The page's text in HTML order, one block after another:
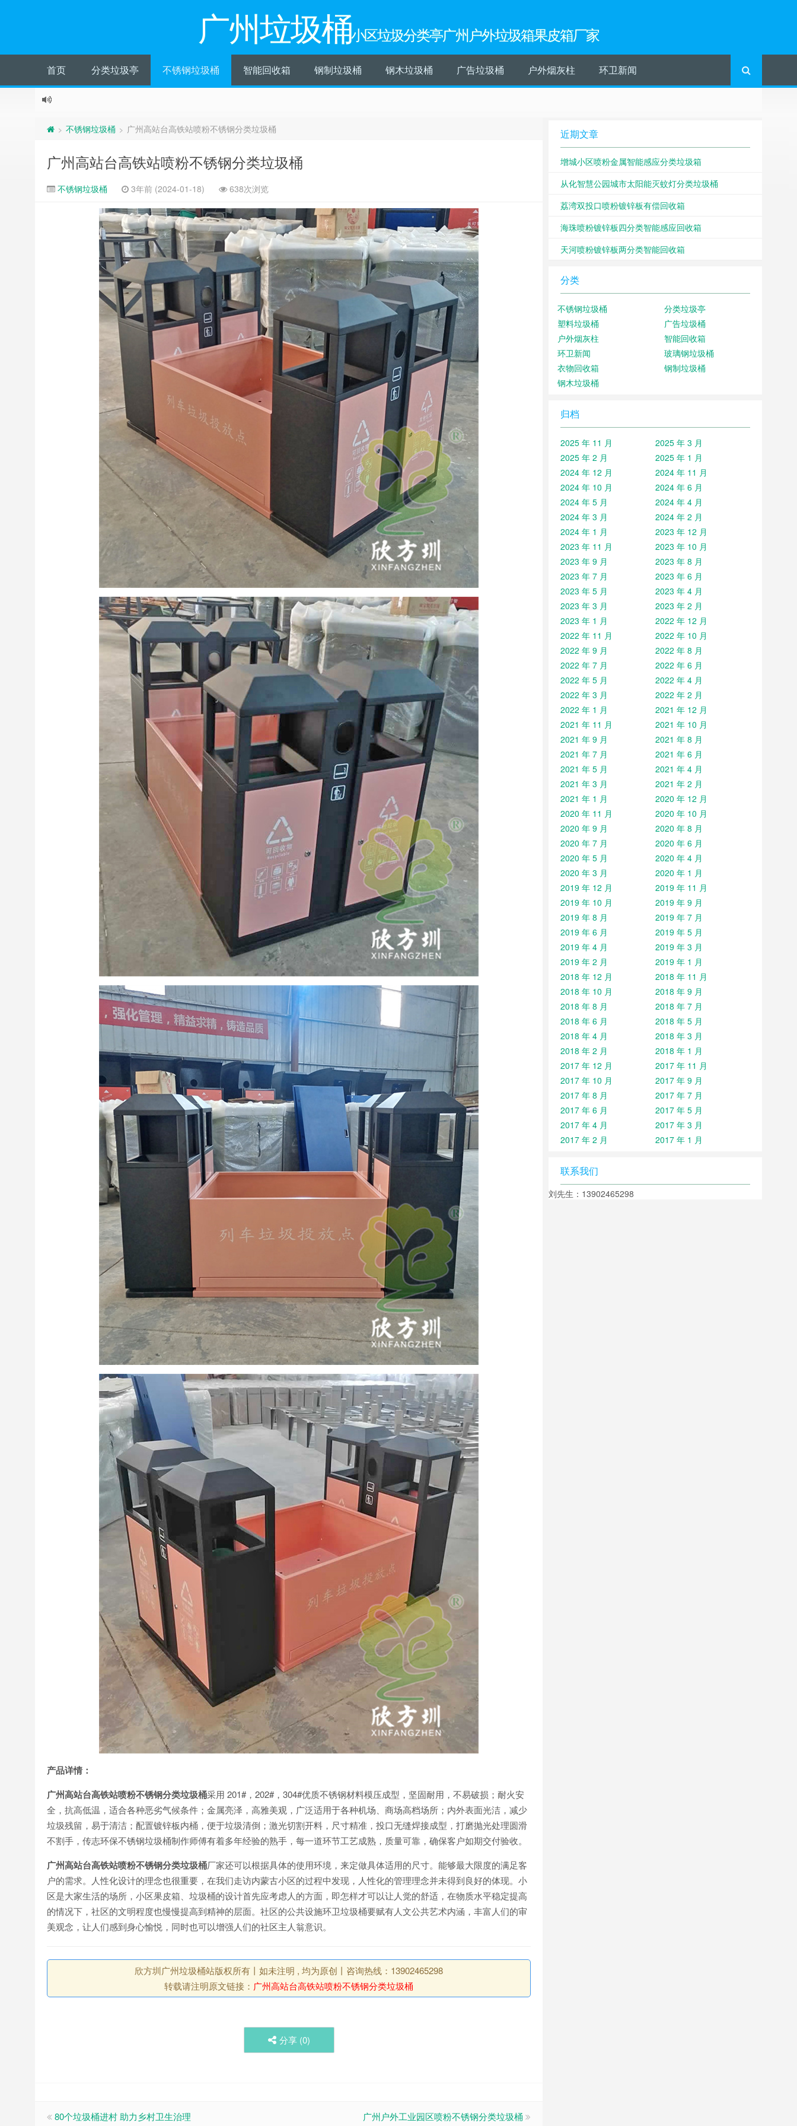
广州垃圾桶小区垃圾分类亭广州户外垃圾箱果皮箱厂家
首页 分类垃圾亭 不锈钢垃圾桶 智能回收箱 钢制垃圾桶 钢木垃圾桶 广告垃圾桶 户外烟灰柱 环卫新闻
> 不锈钢垃圾桶 > 广州高站台高铁站喷粉不锈钢分类垃圾桶
广州高站台高铁站喷粉不锈钢分类垃圾桶
不锈钢垃圾桶 3年前 (2024-01-18) 638次浏览
产品详情：
广州高站台高铁站喷粉不锈钢分类垃圾桶采用 201#，202#，304#优质不锈钢材料模压成型，坚固耐用，不易破损；耐火安
全，抗高低温，适合各种恶劣气候条件；金属亮泽，高雅美观，广泛适用于各种机场、商场高档场所；内外表面光洁，减少
垃圾残留，易于清洁；配置镀锌板内桶，便于垃圾清倒；激光切割开料，尺寸精准，投口无缝焊接成型，打磨抛光处理圆滑
不割手，传志环保不锈钢垃圾桶制作师傅有着多年经验的熟手，每一道环节工艺成熟，质量可靠，确保客户如期交付验收。
广州高站台高铁站喷粉不锈钢分类垃圾桶厂家还可以根据具体的使用环境，来定做具体适用的尺寸。能够最大限度的满足客
户的需求。人性化设计的理念也很重要，在我们走访内蒙古小区的过程中发现，人性化的管理理念并未得到良好的体现。小
区是大家生活的场所，小区果皮箱、垃圾桶的设计首先应考虑人的方面，即怎样才可以让人觉的舒适，在物质水平稳定提高
的情况下，社区的文明程度也慢慢提高到精神的层面。社区的公共设施环卫垃圾桶要赋有人文公共艺术内涵，丰富人们的审
美观念，让人们感到身心愉悦，同时也可以增强人们的社区主人翁意识。
欣方圳广州垃圾桶站版权所有丨如未注明 , 均为原创丨咨询热线：13902465298
转载请注明原文链接： 广州高站台高铁站喷粉不锈钢分类垃圾桶
分享 (0)
80个垃圾桶进村 助力乡村卫生治理 广州户外工业园区喷粉不锈钢分类垃圾桶
近期文章
增城小区喷粉金属智能感应分类垃圾箱
从化智慧公园城市太阳能灭蚊灯分类垃圾桶
荔湾双投口喷粉镀锌板有偿回收箱
海珠喷粉镀锌板四分类智能感应回收箱
天河喷粉镀锌板两分类智能回收箱
分类
不锈钢垃圾桶
分类垃圾亭
塑料垃圾桶
广告垃圾桶
户外烟灰柱
智能回收箱
环卫新闻
玻璃钢垃圾桶
衣物回收箱
钢制垃圾桶
钢木垃圾桶
归档
2025 年 11 月
2025 年 3 月
2025 年 2 月
2025 年 1 月
2024 年 12 月
2024 年 11 月
2024 年 10 月
2024 年 6 月
2024 年 5 月
2024 年 4 月
2024 年 3 月
2024 年 2 月
2024 年 1 月
2023 年 12 月
2023 年 11 月
2023 年 10 月
2023 年 9 月
2023 年 8 月
2023 年 7 月
2023 年 6 月
2023 年 5 月
2023 年 4 月
2023 年 3 月
2023 年 2 月
2023 年 1 月
2022 年 12 月
2022 年 11 月
2022 年 10 月
2022 年 9 月
2022 年 8 月
2022 年 7 月
2022 年 6 月
2022 年 5 月
2022 年 4 月
2022 年 3 月
2022 年 2 月
2022 年 1 月
2021 年 12 月
2021 年 11 月
2021 年 10 月
2021 年 9 月
2021 年 8 月
2021 年 7 月
2021 年 6 月
2021 年 5 月
2021 年 4 月
2021 年 3 月
2021 年 2 月
2021 年 1 月
2020 年 12 月
2020 年 11 月
2020 年 10 月
2020 年 9 月
2020 年 8 月
2020 年 7 月
2020 年 6 月
2020 年 5 月
2020 年 4 月
2020 年 3 月
2020 年 1 月
2019 年 12 月
2019 年 11 月
2019 年 10 月
2019 年 9 月
2019 年 8 月
2019 年 7 月
2019 年 6 月
2019 年 5 月
2019 年 4 月
2019 年 3 月
2019 年 2 月
2019 年 1 月
2018 年 12 月
2018 年 11 月
2018 年 10 月
2018 年 9 月
2018 年 8 月
2018 年 7 月
2018 年 6 月
2018 年 5 月
2018 年 4 月
2018 年 3 月
2018 年 2 月
2018 年 1 月
2017 年 12 月
2017 年 11 月
2017 年 10 月
2017 年 9 月
2017 年 8 月
2017 年 7 月
2017 年 6 月
2017 年 5 月
2017 年 4 月
2017 年 3 月
2017 年 2 月
2017 年 1 月
联系我们
刘先生：13902465298